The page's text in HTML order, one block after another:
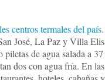
centros termales del país
José, La Paz y Villa
de agua salada a
dos con agua fría. En